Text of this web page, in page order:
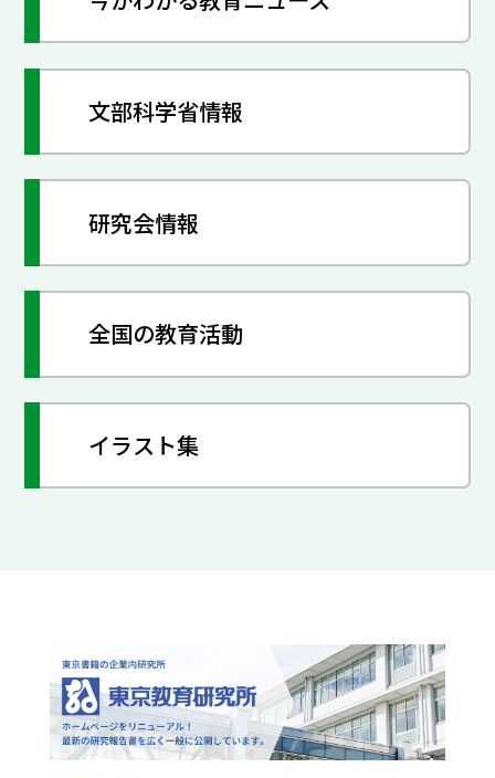
文部科学省情報
研究会情報
全国の教育活動
イラスト集